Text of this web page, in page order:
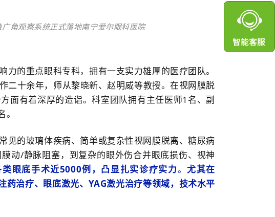
广角观察系统正式落地南宁爱尔眼科医院
的重点眼科专科，拥有一支实力雄厚的医疗团队。
二十余年，师从黎晓新、赵明威等教授。在视网膜脱
面有着深厚的造诣。科室团队拥有主任医师1名、副
见的玻璃体疾病、简单或复杂性视网膜脱离、糖尿病
动/静脉阻塞，到复杂的眼外伤合并眼底损伤、视神
眼底手术近5000例，凸显扎实诊疗实力。 尤其在
治疗、眼底激光、YAG激光治疗等领域，技术水平